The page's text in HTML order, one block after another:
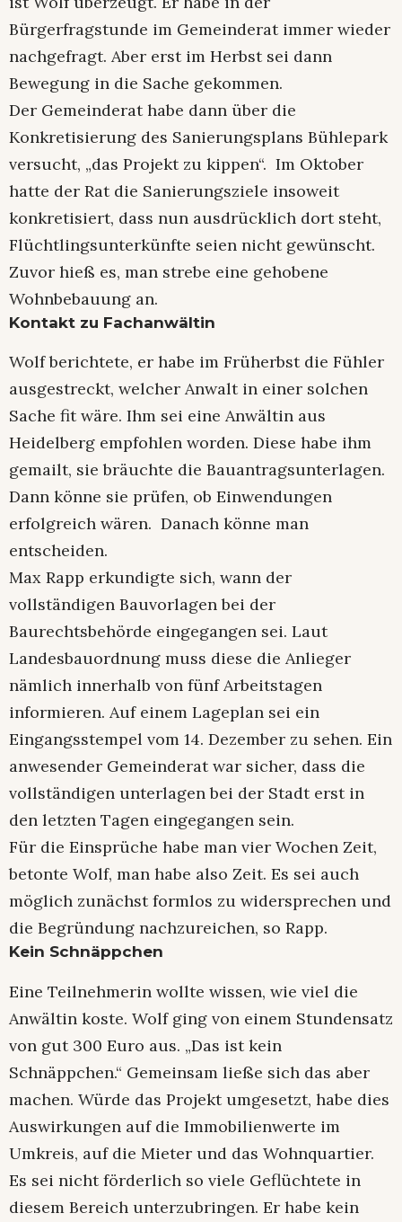
Bürgerfragstunde im Gemeinderat immer wieder
nachgefragt. Aber erst im Herbst sei dann
Bewegung in die Sache gekommen.
Der Gemeinderat habe dann über die
Konkretisierung des Sanierungsplans Bühlepark
versucht, „das Projekt zu kippen“. Im Oktober
hatte der Rat die Sanierungsziele insoweit
konkretisiert, dass nun ausdrücklich dort steht,
Flüchtlingsunterkünfte seien nicht gewünscht.
Zuvor hieß es, man strebe eine gehobene
Wohnbebauung an.
Kontakt zu Fachanwältin
Wolf berichtete, er habe im Früherbst die Fühler
ausgestreckt, welcher Anwalt in einer solchen
Sache fit wäre. Ihm sei eine Anwältin aus
Heidelberg empfohlen worden. Diese habe ihm
gemailt, sie bräuchte die Bauantragsunterlagen.
Dann könne sie prüfen, ob Einwendungen
erfolgreich wären. Danach könne man
entscheiden.
Max Rapp erkundigte sich, wann der
vollständigen Bauvorlagen bei der
Baurechtsbehörde eingegangen sei. Laut
Landesbauordnung muss diese die Anlieger
nämlich innerhalb von fünf Arbeitstagen
informieren. Auf einem Lageplan sei ein
Eingangsstempel vom 14. Dezember zu sehen. Ein
anwesender Gemeinderat war sicher, dass die
vollständigen unterlagen bei der Stadt erst in
den letzten Tagen eingegangen sein.
Für die Einsprüche habe man vier Wochen Zeit,
betonte Wolf, man habe also Zeit. Es sei auch
möglich zunächst formlos zu widersprechen und
die Begründung nachzureichen, so Rapp.
Kein Schnäppchen
Eine Teilnehmerin wollte wissen, wie viel die
Anwältin koste. Wolf ging von einem Stundensatz
von gut 300 Euro aus. „Das ist kein
Schnäppchen.“ Gemeinsam ließe sich das aber
machen. Würde das Projekt umgesetzt, habe dies
Auswirkungen auf die Immobilienwerte im
Umkreis, auf die Mieter und das Wohnquartier.
Es sei nicht förderlich so viele Geflüchtete in
diesem Bereich unterzubringen. Er habe kein